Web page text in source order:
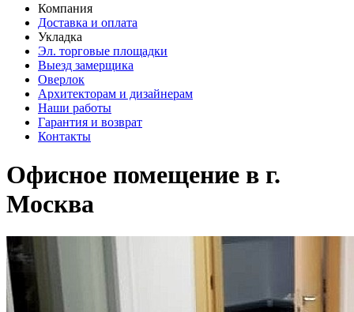
Компания
Доставка и оплата
Укладка
Эл. торговые площадки
Выезд замерщика
Оверлок
Архитекторам и дизайнерам
Наши работы
Гарантия и возврат
Контакты
Офисное помещение в г.
Москва